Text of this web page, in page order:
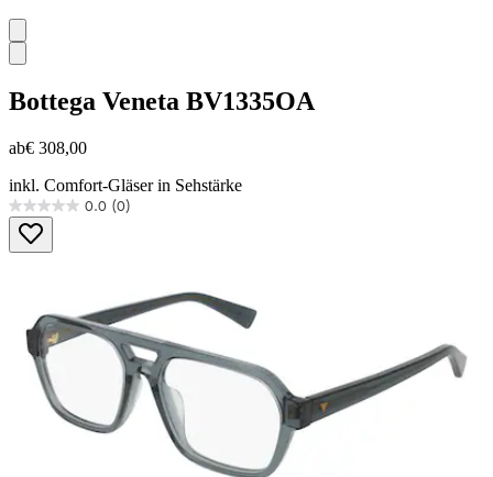
Bottega Veneta BV1335OA
ab€ 308,00
inkl. Comfort-Gläser in Sehstärke
0.0 (0)
0.0
von
5